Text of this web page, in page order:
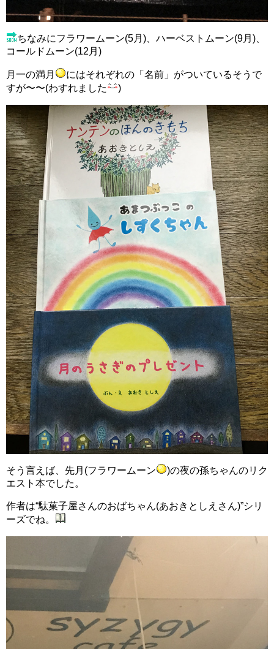
ちなみにフラワームーン(5月)、ハーベストムーン(9月)、
コールドムーン(12月)
月一の満月
にはそれぞれの「名前」がついているそうで
すが〜〜(わすれました
)
そう言えば、先月(フラワームーン
)の夜の孫ちゃんのリク
エスト本でした。
作者は“駄菓子屋さんのおばちゃん(あおきとしえさん)”シリ
ーズでね。